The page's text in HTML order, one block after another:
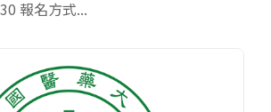
報名方式...